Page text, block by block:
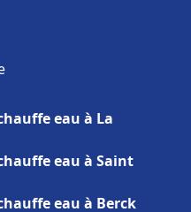
eau à La
eau à Saint
eau à Berck